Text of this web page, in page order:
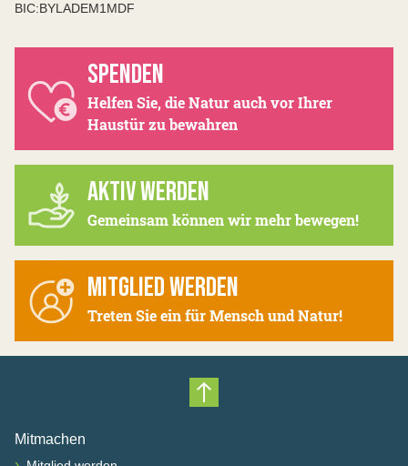
BIC:BYLADEM1MDF
SPENDEN
Helfen Sie, die Natur auch vor Ihrer
Haustür zu bewahren
AKTIV WERDEN
Gemeinsam können wir mehr bewegen!
MITGLIED WERDEN
Treten Sie ein für Mensch und Natur!
Nach oben scrollen
Mitmachen